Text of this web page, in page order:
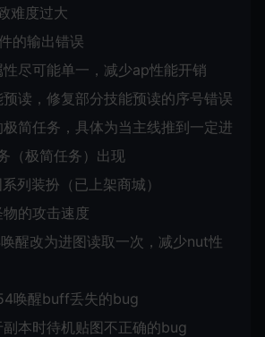
难度过大
的输出错误
尽可能单一，减少ap性能开销
读，修复部分技能预读的序号错误
简任务，具体为当主线推到一定进
（极简任务）出现
列装扮（已上架商城）
的攻击速度
醒改为进图读取一次，减少nut性
唤醒buff丢失的bug
本时待机贴图不正确的bug